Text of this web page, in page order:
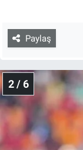
Paylaş
2 / 6